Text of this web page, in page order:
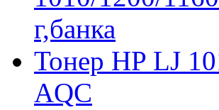
г,банка
Тонер HP LJ
AQC